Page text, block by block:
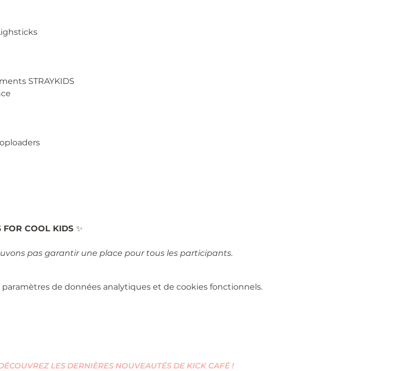
STRAYKIDS
FOR COOL KIDS ✨
pas garantir une place pour tous les participants.
de données analytiques et de cookies fonctionnels.
LES DERNIÈRES NOUVEAUTÉS DE KICK CAFÉ !